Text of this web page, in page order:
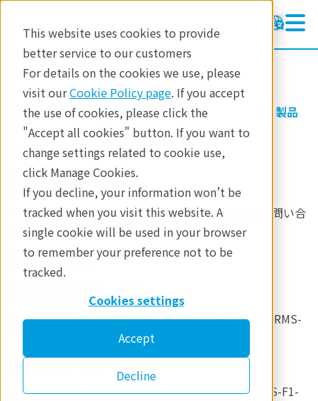
This website uses cookies to provide
better service to our customers
For details on the cookies we use, please
visit ourCookie Policy page. If you accept
the use of cookies, please click the
"Accept all cookies" button. If you want to
change settings related to cookie use,
click Manage Cookies.
If you decline, your information won’t be
tracked when you visit this website. A
single cookie will be used in your browser
to remember your preference not to be
tracked.
Cookies settings
Accept
Decline
磁性流体シールユニット
磁性流体シールユニット
製品情報
テクノロジー
アプリケーション
お問合せ
製品 要素部品 磁性流体シール 製品
旧規格品
下記一覧よりご確認頂き、各仕様につきましてはお問い合
わせページよりご連絡下さい。
該当製品
RMS-F1シリーズ
RMS-F1-5、RMS-F1-6、RMS-F1-10、RMS-F1-12、RMS-
F1-20、RMS-F1-30、RMS-F1-40
RMS-F1-Wシリーズ
RMS-F1-6-W、RMS-F1-10-W、RMS-F1-12-W、RMS-F1-